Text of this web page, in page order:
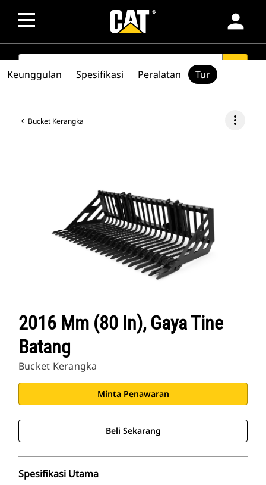
person
SEARCH
Bucket Kerangka more_vert
2016 Mm (80 In), Gaya Tine
Batang
Bucket Kerangka
Minta Penawaran
Beli Sekarang
Spesifikasi Utama
Keunggulan Spesifikasi Peralatan Tur